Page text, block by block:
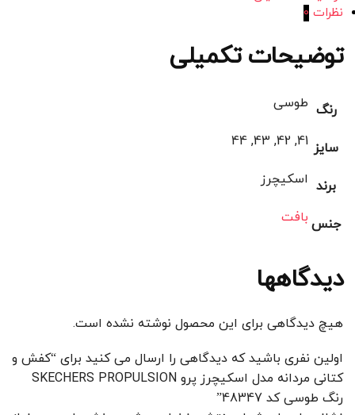
نظرات 0
توضیحات تکمیلی
رنگ طوسی
سایز 41, 42, 43, 44
برند اسکیچرز
جنس بافت
دیدگاهها
هیچ دیدگاهی برای این محصول نوشته نشده است.
اولین نفری باشید که دیدگاهی را ارسال می کنید برای “کفش و
کتانی مردانه مدل اسکیچرز پرو SKECHERS PROPULSION
رنگ طوسی کد 48347”